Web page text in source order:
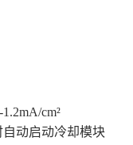
cm²
动启动冷却模块